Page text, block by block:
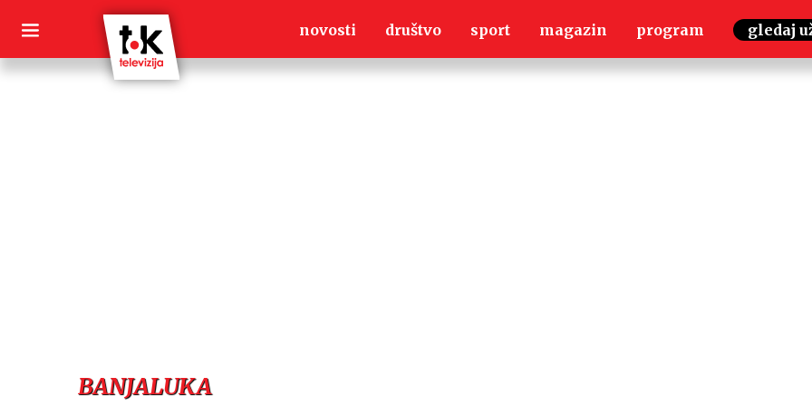
content
novosti društvo sport magazin program gledaj
BANJALUKA